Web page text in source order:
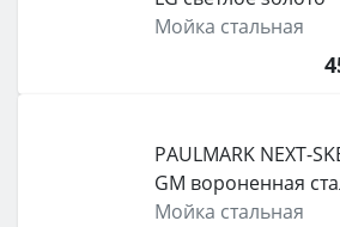
Мойка стальная
PAULMARK NEXT-
GM вороненная
Мойка стальная